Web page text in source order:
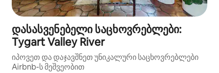
დასასვენებელი საცხოვრებლები:
Tygart Valley River
იპოვეთ და დაჯავშნეთ უნიკალური საცხოვრებლები
Airbnb-ს მეშვეობით